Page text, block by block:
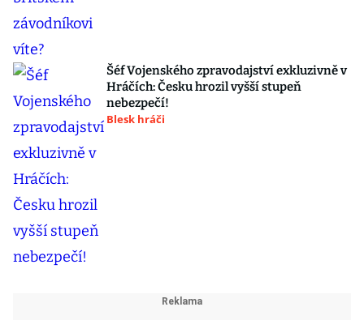
Šéf Vojenského zpravodajství exkluzivně v
Hráčích: Česku hrozil vyšší stupeň
nebezpečí!
Blesk hráči